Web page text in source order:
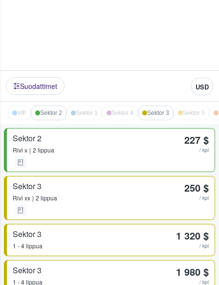
Suodattimet USD
VIP Sektor 2 Sektor 1 Sektor 4 Sektor 3 Sektor 5
Sektor 2
Rivi x 2 lippua
227 $
/ kpl
Sektor 3
Rivi xx 2 lippua
250 $
/ kpl
Sektor 3
1 - 4 lippua
1 320 $
/ kpl
Sektor 3
1 - 4 lippua
1 980 $
/ kpl